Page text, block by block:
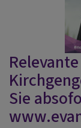
Sie